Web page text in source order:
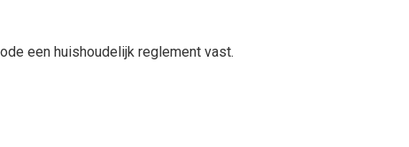
een huishoudelijk reglement vast.